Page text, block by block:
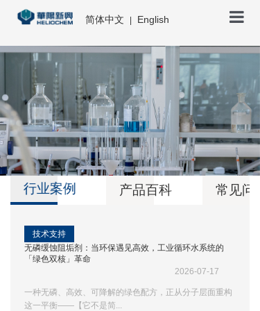
首页
走进华阳
产品中心
简体中文 | English
行业案例 产品百科 常见问
技术支持
无磷缓蚀阻垢剂：当环保遇见高效，工业循环水系统的
「绿色双核」革命
2026-07-17
一种无磷、高效、可降解的绿色配方，正从分子层面重构
这一平衡——【它不是简...